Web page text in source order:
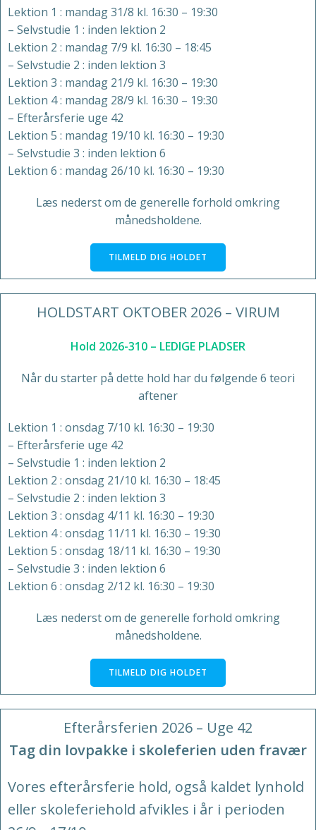
Lektion 1 : mandag 31/8 kl. 16:30 – 19:30
– Selvstudie 1 : inden lektion 2
Lektion 2 : mandag 7/9 kl. 16:30 – 18:45
– Selvstudie 2 : inden lektion 3
Lektion 3 : mandag 21/9 kl. 16:30 – 19:30
Lektion 4 : mandag 28/9 kl. 16:30 – 19:30
– Efterårsferie uge 42
Lektion 5 : mandag 19/10 kl. 16:30 – 19:30
– Selvstudie 3 : inden lektion 6
Lektion 6 : mandag 26/10 kl. 16:30 – 19:30
Læs nederst om de generelle forhold omkring
månedsholdene.
TILMELD DIG HOLDET
HOLDSTART OKTOBER 2026 – VIRUM
Hold 2026-310 – LEDIGE PLADSER
Når du starter på dette hold har du følgende 6 teori
aftener
Lektion 1 : onsdag 7/10 kl. 16:30 – 19:30
– Efterårsferie uge 42
– Selvstudie 1 : inden lektion 2
Lektion 2 : onsdag 21/10 kl. 16:30 – 18:45
– Selvstudie 2 : inden lektion 3
Lektion 3 : onsdag 4/11 kl. 16:30 – 19:30
Lektion 4 : onsdag 11/11 kl. 16:30 – 19:30
Lektion 5 : onsdag 18/11 kl. 16:30 – 19:30
– Selvstudie 3 : inden lektion 6
Lektion 6 : onsdag 2/12 kl. 16:30 – 19:30
Læs nederst om de generelle forhold omkring
månedsholdene.
TILMELD DIG HOLDET
Efterårsferien 2026 – Uge 42
Tag din lovpakke i skoleferien uden fravær
Vores efterårsferie hold, også kaldet lynhold
eller skoleferiehold afvikles i år i perioden